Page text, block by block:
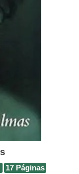
17 Páginas